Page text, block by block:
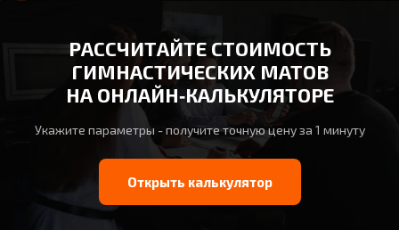
РАССЧИТАЙТЕ СТОИМОСТЬ
ГИМНАСТИЧЕСКИХ МАТОВ
НА ОНЛАЙН‑КАЛЬКУЛЯТОРЕ
Укажите параметры - получите точную цену за 1 минуту
Открыть калькулятор